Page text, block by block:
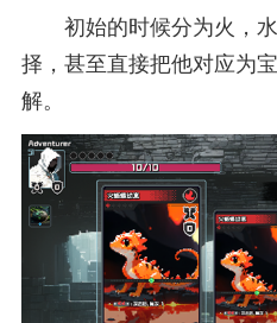
初始的时候分为火，
择，甚至直接把他对应为
解。